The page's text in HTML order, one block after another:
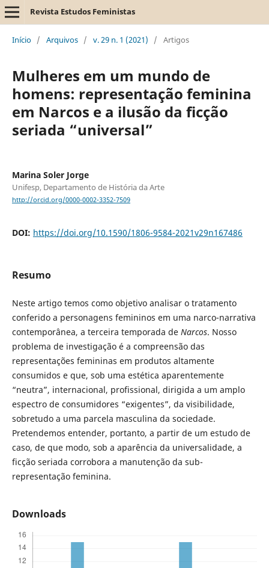
Revista Estudos Feministas
Início / Arquivos / v. 29 n. 1 (2021) / Artigos
Mulheres em um mundo de
homens: representação feminina
em Narcos e a ilusão da ficção
seriada “universal”
Marina Soler Jorge
Unifesp, Departamento de História da Arte
http://orcid.org/0000-0002-3352-7509
DOI: https://doi.org/10.1590/1806-9584-2021v29n167486
Resumo
Neste artigo temos como objetivo analisar o tratamento
conferido a personagens femininos em uma narco-narrativa
contemporânea, a terceira temporada de Narcos. Nosso
problema de investigação é a compreensão das
representações femininas em produtos altamente
consumidos e que, sob uma estética aparentemente
“neutra”, internacional, profissional, dirigida a um amplo
espectro de consumidores “exigentes”, da visibilidade,
sobretudo a uma parcela masculina da sociedade.
Pretendemos entender, portanto, a partir de um estudo de
caso, de que modo, sob a aparência da universalidade, a
ficção seriada corrobora a manutenção da sub-
representação feminina.
Downloads